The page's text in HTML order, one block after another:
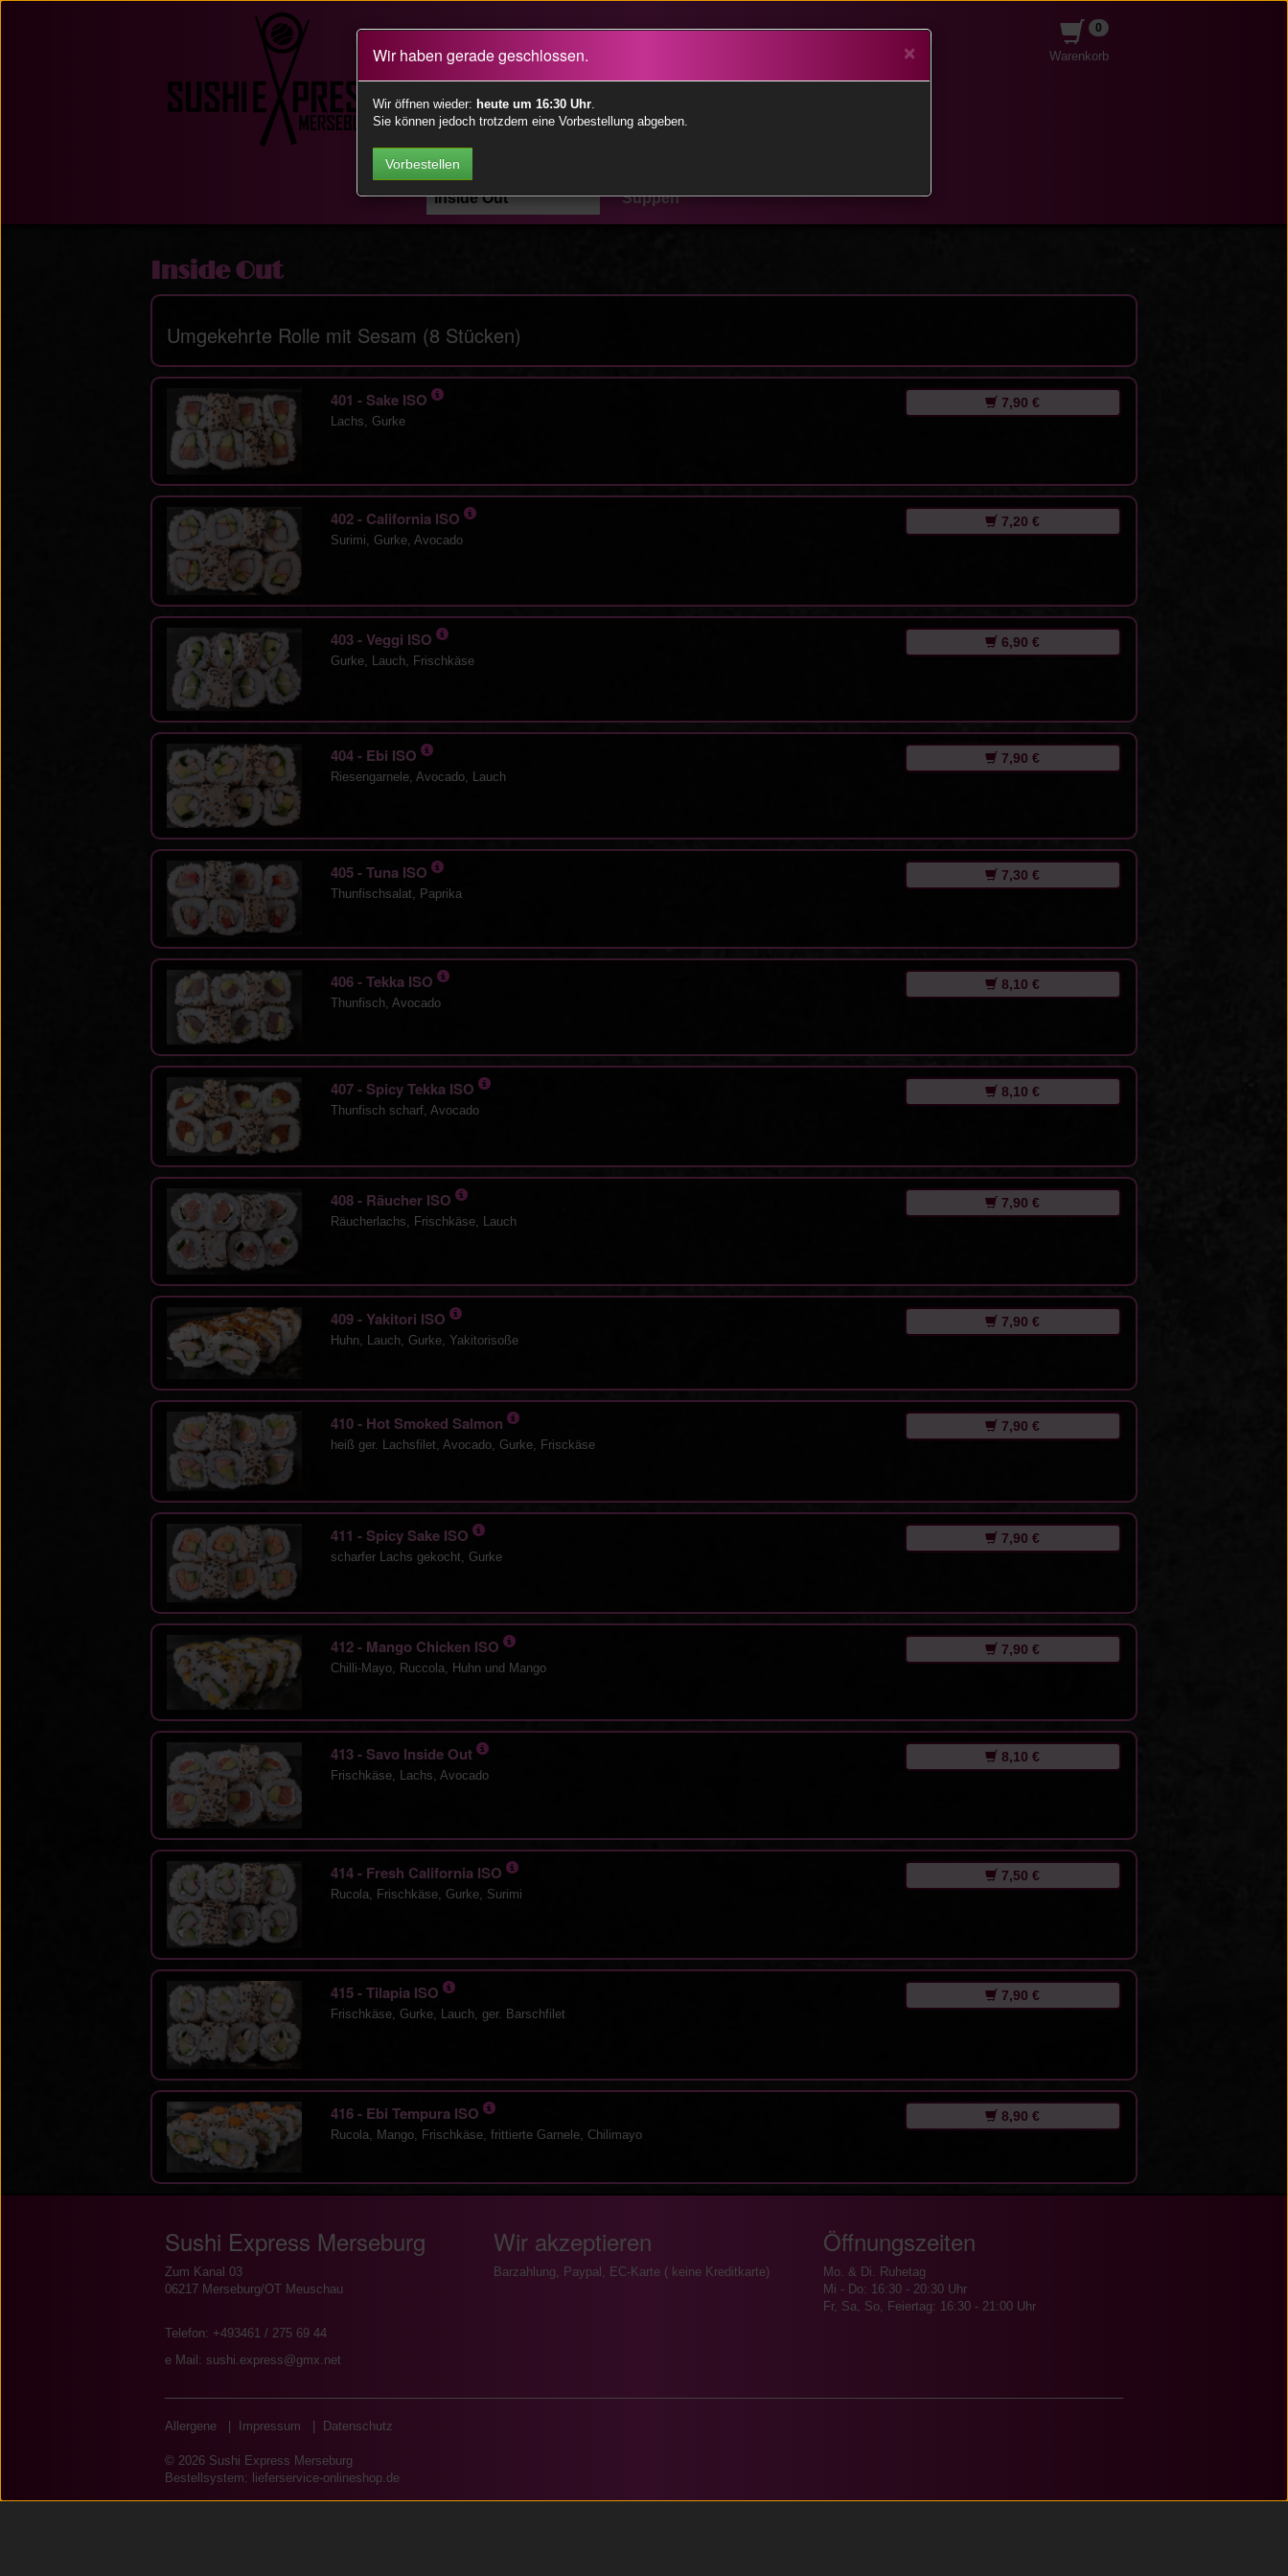
×
Wir haben gerade geschlossen.
Wir öffnen wieder: heute um 16:30 Uhr.
Sie können jedoch trotzdem eine Vorbestellung abgeben.
Vorbestellen
Vorspeisen
Hoso Maki
Futo Maki
Nigiri
Gunkan
Inside Out
Special Iso
Chirashi/Bowls
Suppen
Dim Sum
0
Warenkorb
Inside Out
Umgekehrte Rolle mit Sesam (8 Stücken)
401 - Sake ISO
Lachs, Gurke
7,90 €
402 - California ISO
Surimi, Gurke, Avocado
7,20 €
403 - Veggi ISO
Gurke, Lauch, Frischkäse
6,90 €
404 - Ebi ISO
Riesengarnele, Avocado, Lauch
7,90 €
405 - Tuna ISO
Thunfischsalat, Paprika
7,30 €
406 - Tekka ISO
Thunfisch, Avocado
8,10 €
407 - Spicy Tekka ISO
Thunfisch scharf, Avocado
8,10 €
408 - Räucher ISO
Räucherlachs, Frischkäse, Lauch
7,90 €
409 - Yakitori ISO
Huhn, Lauch, Gurke, Yakitorisoße
7,90 €
410 - Hot Smoked Salmon
heiß ger. Lachsfilet, Avocado, Gurke, Frisckäse
7,90 €
411 - Spicy Sake ISO
scharfer Lachs gekocht, Gurke
7,90 €
412 - Mango Chicken ISO
Chilli-Mayo, Ruccola, Huhn und Mango
7,90 €
413 - Savo Inside Out
Frischkäse, Lachs, Avocado
8,10 €
414 - Fresh California ISO
Rucola, Frischkäse, Gurke, Surimi
7,50 €
415 - Tilapia ISO
Frischkäse, Gurke, Lauch, ger. Barschfilet
7,90 €
416 - Ebi Tempura ISO
Rucola, Mango, Frischkäse, frittierte Garnele, Chilimayo
8,90 €
Sushi Express Merseburg
Zum Kanal 03
06217 Merseburg/OT Meuschau
Telefon: +493461 / 275 69 44
e Mail: sushi.express@gmx.net
Wir akzeptieren
Barzahlung, Paypal, EC-Karte ( keine Kreditkarte)
Öffnungszeiten
Mo. & Di. Ruhetag
Mi - Do: 16:30 - 20:30 Uhr
Fr, Sa, So, Feiertag: 16:30 - 21:00 Uhr
Allergene | Impressum | Datenschutz
© 2026 Sushi Express Merseburg
Bestellsystem: lieferservice-onlineshop.de